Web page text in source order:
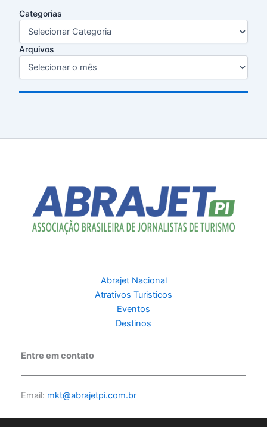
Categorias
Arquivos
Abrajet Nacional
Atrativos Turisticos
Eventos
Destinos
Entre em contato
Email: mkt@abrajetpi.com.br